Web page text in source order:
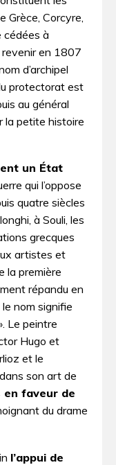
Grèce, Corcyre,
cédées à
revenir en 1807
d’archipel
protectorat est
au général
la petite histoire
un État
qui l’oppose
quatre siècles
à Souli, les
grecques
artistes et
la première
répandu en
nom signifie
Le peintre
Hugo et
et le
son art de
faveur de
du drame
l’appui de